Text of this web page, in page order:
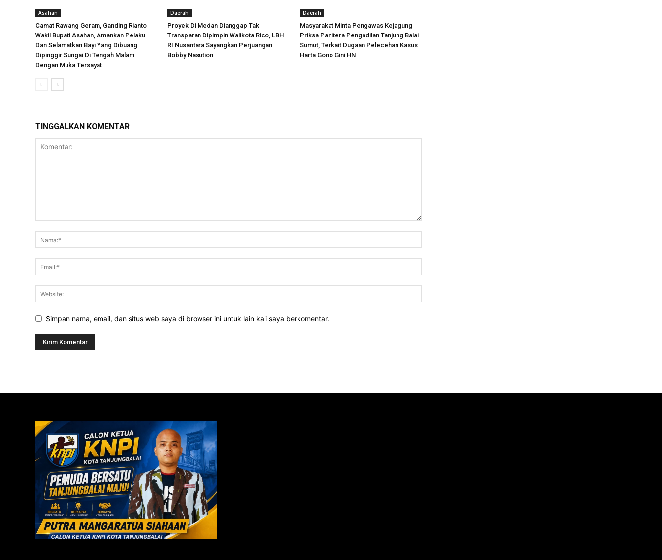
Asahan
Camat Rawang Geram, Ganding Rianto
Wakil Bupati Asahan, Amankan Pelaku
Dan Selamatkan Bayi Yang Dibuang
Dipinggir Sungai Di Tengah Malam
Dengan Muka Tersayat
Daerah
Proyek Di Medan Dianggap Tak
Transparan Dipimpin Walikota Rico, LBH
RI Nusantara Sayangkan Perjuangan
Bobby Nasution
Daerah
Masyarakat Minta Pengawas Kejagung
Priksa Panitera Pengadilan Tanjung Balai
Sumut, Terkait Dugaan Pelecehan Kasus
Harta Gono Gini HN
TINGGALKAN KOMENTAR
Simpan nama, email, dan situs web saya di browser ini untuk lain kali saya berkomentar.